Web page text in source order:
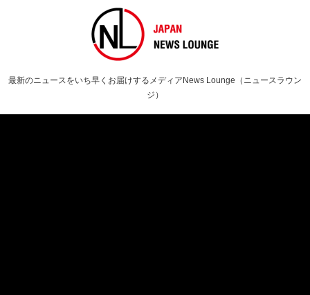
最新のニュースをいち早くお届けするメディアNews Lounge（ニュースラウン
ジ）